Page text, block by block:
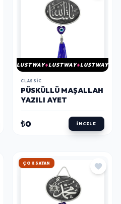
LUSTWAY LUSTWAY LUSTWAY
CLASSIC
PÜSKÜLLÜ MAŞALLAH
YAZILI AYET
₺0 İNCELE
HIZLI KARGO